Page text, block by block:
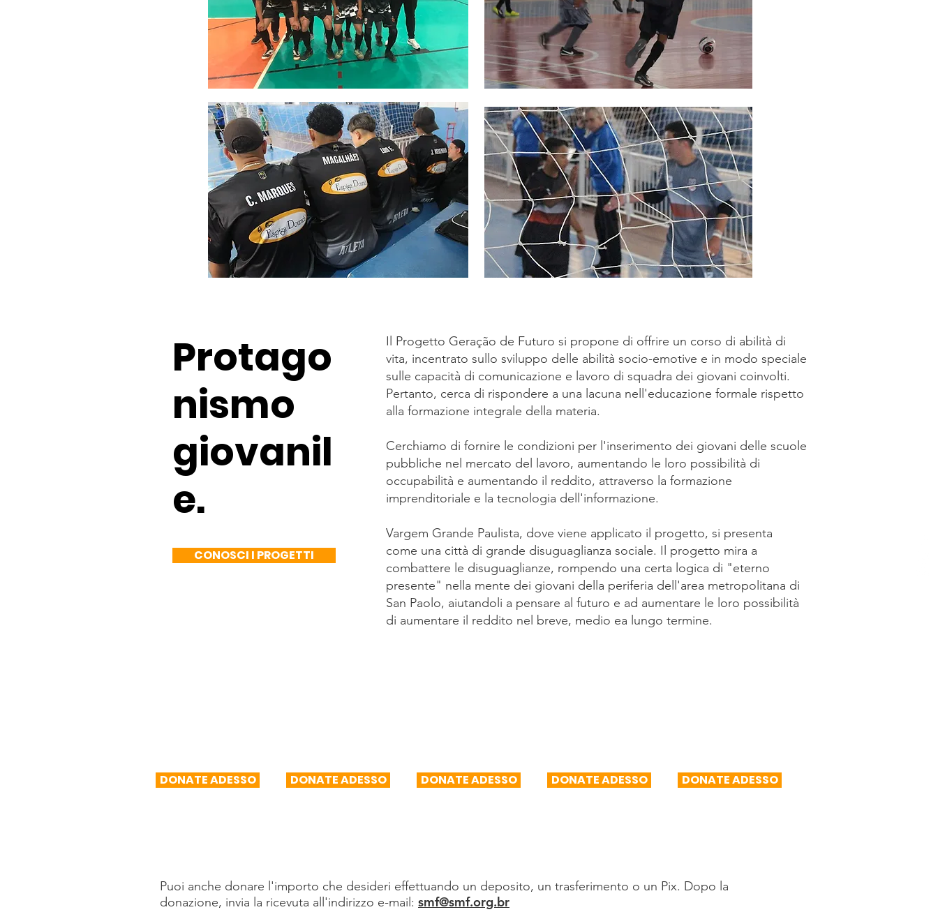
Protago
nismo
giovanil
e.
CONOSCI I PROGETTI
Il Progetto Geração de Futuro si propone di offrire un corso di abilità di
vita, incentrato sullo sviluppo delle abilità socio-emotive e in modo speciale
sulle capacità di comunicazione e lavoro di squadra dei giovani coinvolti.
Pertanto, cerca di rispondere a una lacuna nell'educazione formale rispetto
alla formazione integrale della materia.
Cerchiamo di fornire le condizioni per l'inserimento dei giovani delle scuole
pubbliche nel mercato del lavoro, aumentando le loro possibilità di
occupabilità e aumentando il reddito, attraverso la formazione
imprenditoriale e la tecnologia dell'informazione.
Vargem Grande Paulista, dove viene applicato il progetto, si presenta
come una città di grande disuguaglianza sociale. Il progetto mira a
combattere le disuguaglianze, rompendo una certa logica di "eterno
presente" nella mente dei giovani della periferia dell'area metropolitana di
San Paolo, aiutandoli a pensare al futuro e ad aumentare le loro possibilità
di aumentare il reddito nel breve, medio ea lungo termine.
DONATE ADESSO DONATE ADESSO DONATE ADESSO DONATE ADESSO DONATE ADESSO
Puoi anche donare l'importo che desideri effettuando un deposito, un trasferimento o un Pix. Dopo la
donazione, invia la ricevuta all'indirizzo e-mail: smf@smf.org.br